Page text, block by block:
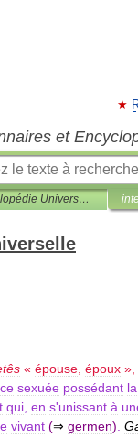
et
Encyclopédie Universelle
« épouse époux »,
sexuée possédant la
qui en s'unissant à
vivant (⇒ germen)